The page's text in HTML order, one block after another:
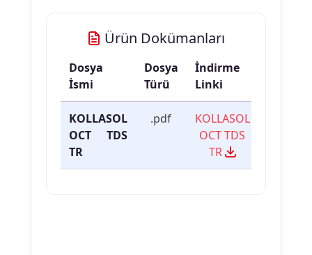
Ürün Dokümanları
Dosya
İsmi
Dosya
Türü
İndirme
Linki
KOLLASOL
OCT TDS
TR
.pdf
KOLLASOL
OCT TDS
TR